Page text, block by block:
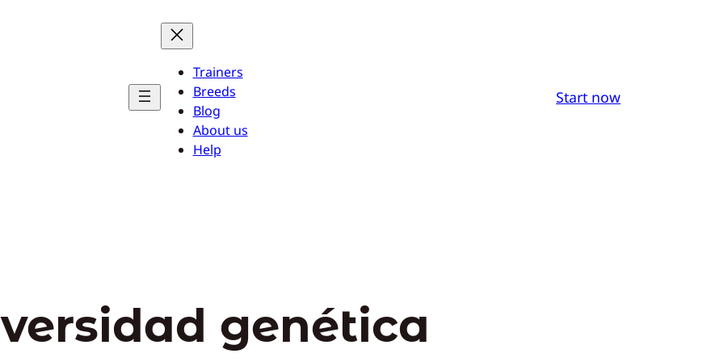
Trainers
Breeds
Blog
About us
Help
Start now
genética